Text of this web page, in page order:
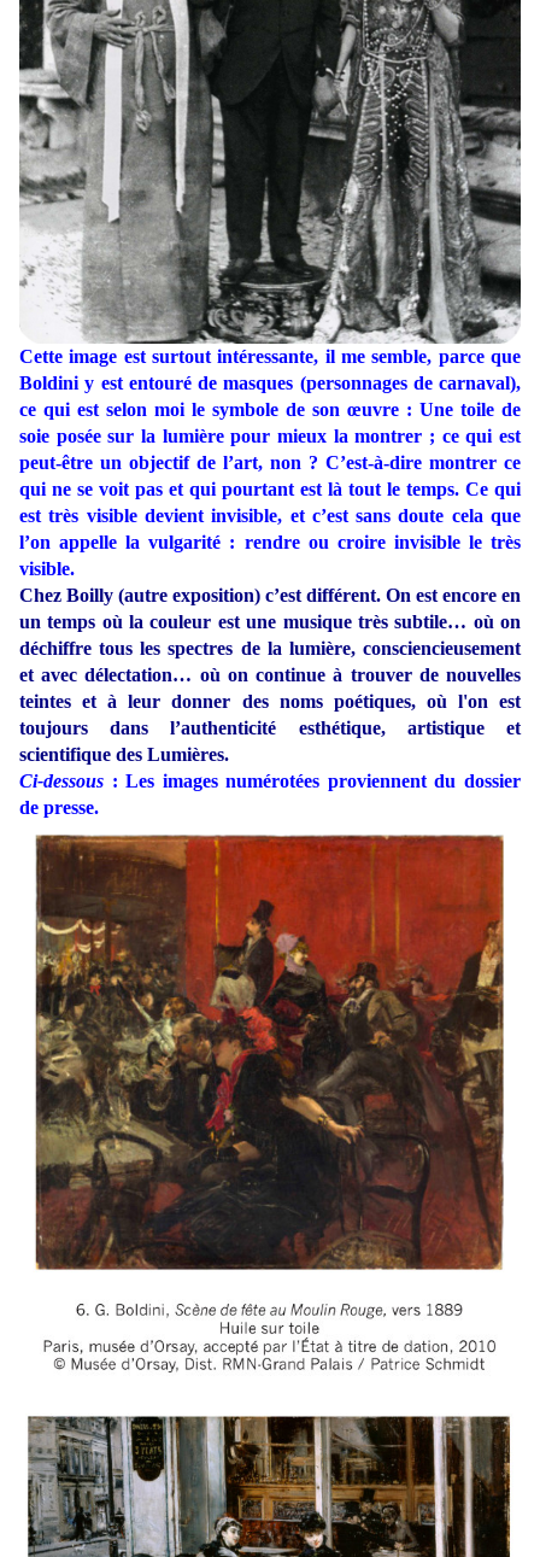
Cette image est surtout intéressante, il me semble, parce que
Boldini y est entouré de masques (personnages de carnaval),
ce qui est selon moi le symbole de son œuvre : Une toile de
soie posée sur la lumière pour mieux la montrer ; ce qui est
peut-être un objectif de l’art, non ? C’est-à-dire montrer ce
qui ne se voit pas et qui pourtant est là tout le temps. Ce qui
est très visible devient invisible, et c’est sans doute cela que
l’on appelle la vulgarité : rendre ou croire invisible le très
visible.
Chez Boilly (autre exposition) c’est différent. On est encore en
un temps où la couleur est une musique très subtile… où on
déchiffre tous les spectres de la lumière, consciencieusement
et avec délectation… où on continue à trouver de nouvelles
teintes et à leur donner des noms poétiques, où l'on est
toujours dans l’authenticité esthétique, artistique et
scientifique des Lumières.
Ci-dessous : Les images numérotées proviennent du dossier
de presse.